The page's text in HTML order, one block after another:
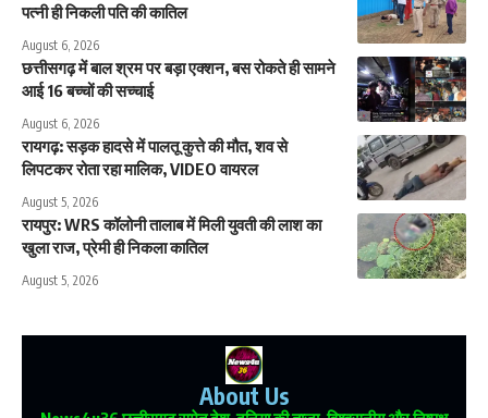
पत्नी ही निकली पति की कातिल
August 6, 2026
छत्तीसगढ़ में बाल श्रम पर बड़ा एक्शन, बस रोकते ही सामने
आई 16 बच्चों की सच्चाई
August 6, 2026
रायगढ़: सड़क हादसे में पालतू कुत्ते की मौत, शव से
लिपटकर रोता रहा मालिक, VIDEO वायरल
August 5, 2026
रायपुर: WRS कॉलोनी तालाब में मिली युवती की लाश का
खुला राज, प्रेमी ही निकला कातिल
August 5, 2026
About Us